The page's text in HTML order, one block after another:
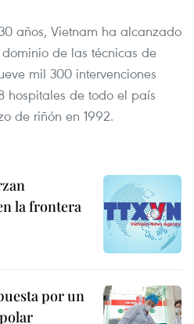
años, Vietnam ha alcanzado
de las técnicas de
mil 300 intervenciones
hospitales de todo el país
de riñón en 1992.
la frontera
por un